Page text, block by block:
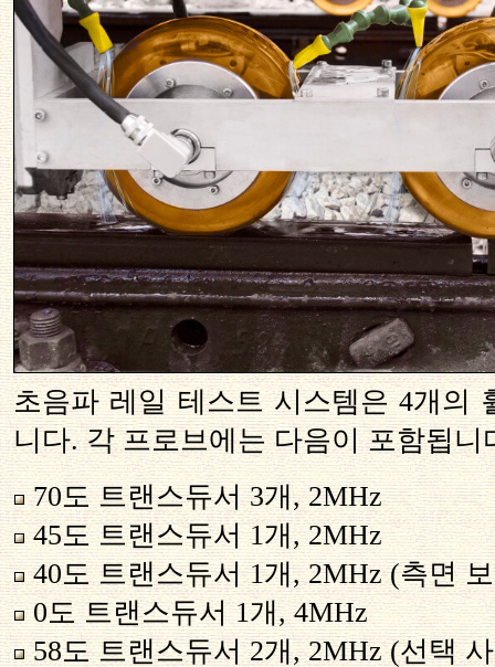
초음파 레일 테스트 시스템은 4개의
니다. 각 프로브에는 다음이 포함됩니
70도 트랜스듀서 3개, 2MHz
45도 트랜스듀서 1개, 2MHz
40도 트랜스듀서 1개, 2MHz (측면
0도 트랜스듀서 1개, 4MHz
58도 트랜스듀서 2개, 2MHz (선택